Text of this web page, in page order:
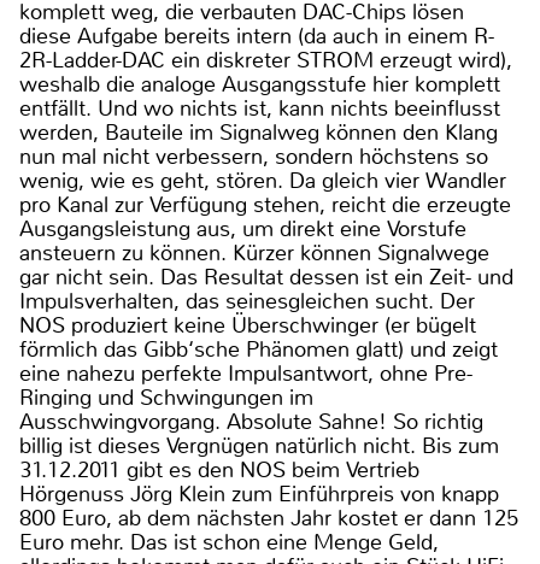
komplett weg, die verbauten DAC-Chips lösen
diese Aufgabe bereits intern (da auch in einem R-
2R-Ladder-DAC ein diskreter STROM erzeugt wird),
weshalb die analoge Ausgangsstufe hier komplett
entfällt. Und wo nichts ist, kann nichts beeinflusst
werden, Bauteile im Signalweg können den Klang
nun mal nicht verbessern, sondern höchstens so
wenig, wie es geht, stören. Da gleich vier Wandler
pro Kanal zur Verfügung stehen, reicht die erzeugte
Ausgangsleistung aus, um direkt eine Vorstufe
ansteuern zu können. Kürzer können Signalwege
gar nicht sein. Das Resultat dessen ist ein Zeit- und
Impulsverhalten, das seinesgleichen sucht. Der
NOS produziert keine Überschwinger (er bügelt
förmlich das Gibb‘sche Phänomen glatt) und zeigt
eine nahezu perfekte Impulsantwort, ohne Pre-
Ringing und Schwingungen im
Ausschwingvorgang. Absolute Sahne! So richtig
billig ist dieses Vergnügen natürlich nicht. Bis zum
31.12.2011 gibt es den NOS beim Vertrieb
Hörgenuss Jörg Klein zum Einführpreis von knapp
800 Euro, ab dem nächsten Jahr kostet er dann 125
Euro mehr. Das ist schon eine Menge Geld,